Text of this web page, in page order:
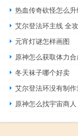
热血传奇砍怪怎么
艾尔登法环主线 全
元宵灯谜怎样画图
原神怎么获取体力
冬天袜子哪个好卖
艾尔登法环没有制
原神怎么找宇宙商人